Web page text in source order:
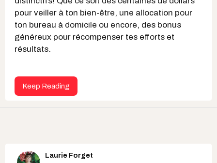
pour veiller à ton bien-être, une allocation pour
ton bureau à domicile ou encore, des bonus
généreux pour récompenser tes efforts et
résultats.
Keep Reading
Laurie Forget